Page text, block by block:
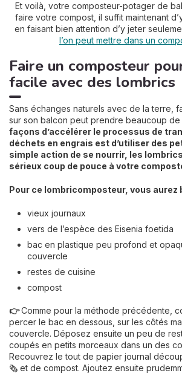
Et voilà, votre composteur-potager de
faire votre compost, il suffit maintenant
en faisant bien attention d’y jeter
l’on peut mettre dans un
Faire un composteur
facile avec des lombrics
Sans échanges naturels avec de la terre,
sur son balcon peut prendre beaucoup de
façons d’accélérer le processus de
déchets en engrais est d’utiliser des
simple action de se nourrir, les
sérieux coup de pouce à votre
Pour ce lombricomposteur, vous aurez
vieux journaux
vers de l’espèce des Eisenia foetida
bac en plastique peu profond et
couvercle
restes de cuisine
compost
👉Comme pour la méthode précédente,
percer le bac en dessous, sur les côtés
couvercle. Déposez ensuite un peu de
coupés en petits morceaux dans un des
Recouvrez le tout de papier journal
🗞 et de compost. Ajoutez ensuite